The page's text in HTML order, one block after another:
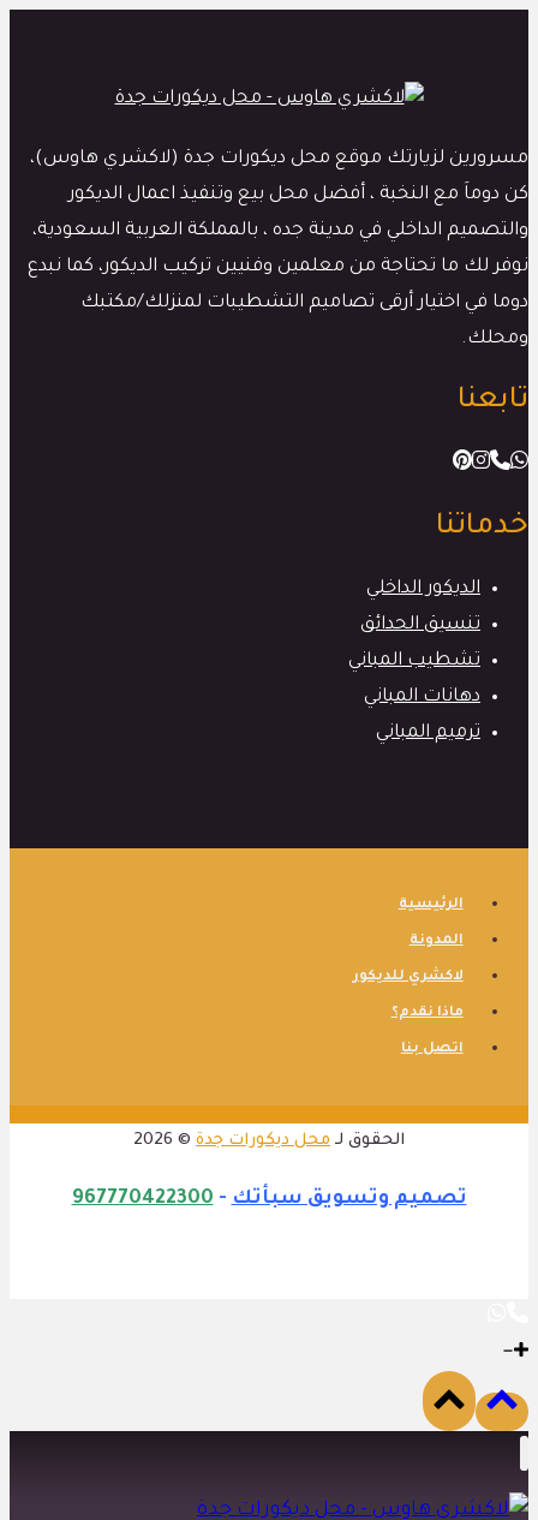
مسرورين لزيارتك موقع محل ديكورات جدة (لاكشري هاوس)،
كن دوماَ مع النخبة ، أفضل محل بيع وتنفيذ اعمال الديكور
والتصميم الداخلي في مدينة جده ، بالمملكة العربية السعودية،
نوفر لك ما تحتاجة من معلمين وفنيين تركيب الديكور، كما نبدع
دوما في اختيار أرقى تصاميم التشطيبات لمنزلك/مكتبك
ومحلك.
تابعنا
خدماتنا
الديكور الداخلي
تنسيق الحدائق
تشطيب المباني
دهانات المباني
ترميم المباني
الرئيسية
المدونة
لاكشري للديكور
ماذا نقدم؟
اتصل بنا
الحقوق لـ محل ديكورات جدة © 2026
تصميم وتسويق سبأتك-
967770422300